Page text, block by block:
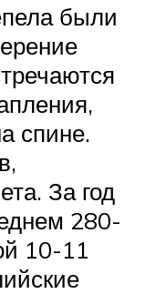
были
спине.
За год
280-
10-11